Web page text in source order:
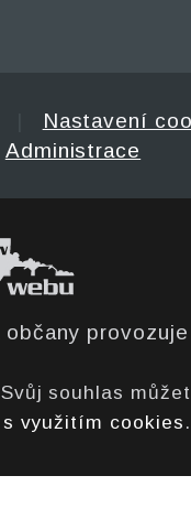
Nastavení
Administrace
občany
souhlas
využitím cookies .